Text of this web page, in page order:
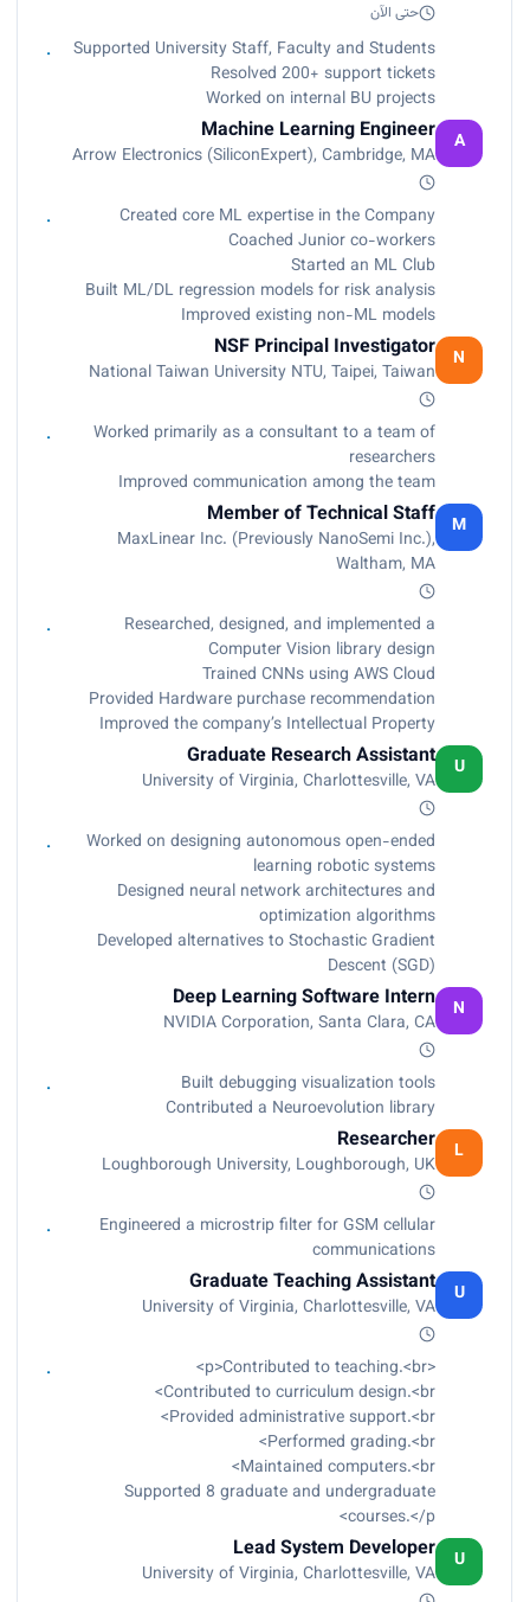
حتى الآن
Supported University Staff, Faculty and Students
Resolved 200+ support tickets
Worked on internal BU projects
A
Machine Learning Engineer
Arrow Electronics (SiliconExpert), Cambridge, MA
Created core ML expertise in the Company
Coached Junior co-workers
Started an ML Club
Built ML/DL regression models for risk analysis
Improved existing non-ML models
N
NSF Principal Investigator
National Taiwan University NTU, Taipei, Taiwan
Worked primarily as a consultant to a team of
researchers
Improved communication among the team
M
Member of Technical Staff
MaxLinear Inc. (Previously NanoSemi Inc.),
Waltham, MA
Researched, designed, and implemented a
Computer Vision library design
Trained CNNs using AWS Cloud
Provided Hardware purchase recommendation
Improved the company’s Intellectual Property
U
Graduate Research Assistant
University of Virginia, Charlottesville, VA
Worked on designing autonomous open-ended
learning robotic systems
Designed neural network architectures and
optimization algorithms
Developed alternatives to Stochastic Gradient
Descent (SGD)
N
Deep Learning Software Intern
NVIDIA Corporation, Santa Clara, CA
Built debugging visualization tools
Contributed a Neuroevolution library
L
Researcher
Loughborough University, Loughborough, UK
Engineered a microstrip filter for GSM cellular
communications
U
Graduate Teaching Assistant
University of Virginia, Charlottesville, VA
<p>Contributed to teaching.<br>
Contributed to curriculum design.<br>
Provided administrative support.<br>
Performed grading.<br>
Maintained computers.<br>
Supported 8 graduate and undergraduate
courses.</p>
U
Lead System Developer
University of Virginia, Charlottesville, VA